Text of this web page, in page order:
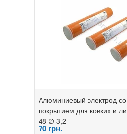
Алюминиевый электрод
покрытием для ковких и
48 ∅ 3,2
70 грн.